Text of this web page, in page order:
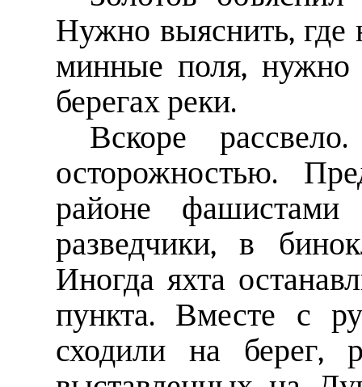
Нужно выяснить,
минные поля, нужно
берегах реки.
Вскоре
осторожностью.
районе
разведчики, в
Иногда яхта
пункта. Вместе с
сходили на берег,